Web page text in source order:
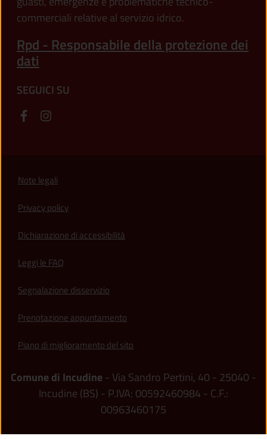
commerciali relative al servizio idrico.
Rpd - Responsabile della protezione dei
dati
SEGUICI SU
Note legali
Privacy policy
Dichiarazione di accessibilità
Leggi le FAQ
Segnalazione disservizio
Prenotazione appuntamento
Piano di miglioramento del sito
Comune di Incudine- Via Sandro Pertini, 40 - 25040 -
Incudine (BS) - P.IVA: 00592460984 - C.F.:
00963460175